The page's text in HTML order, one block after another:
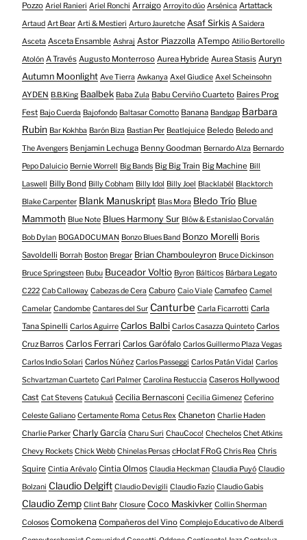
Pozzo Ariel Ranieri Ariel Ronchi Arraigo Arroyito dúo Arsénica Artattack
Artaud Art Bear Arti & Mestieri Arturo Jauretche Asaf Sirkis A Saidera
Asceta Asceta Ensamble Ashraj Astor Piazzolla ATempo Atilio Bertorello
Atolón A Través Augusto Monterroso Aurea Hybride Aurea Stasis Auryn
Autumn Moonlight Ave Tierra Awkanya Axel Giudice Axel Scheinsohn
AYDEN B.B.King Baalbek Baba Zula Babu Cerviño Cuarteto Baires Prog
Fest Bajo Cuerda Bajofondo Baltasar Comotto Banana Bandgap Barbara
Rubin Bar Kokhba Barón Biza Bastian Per Beatlejuice Beledo Beledo and
The Avengers Benjamin Lechuga Benny Goodman Bernardo Alza Bernardo
Pepo Daluicio Bernie Worrell Big Bands Big Big Train Big Machine Bill
Laswell
Billy Bond Billy Cobham Billy Idol Billy Joel Blacklabél Blacktorch
Blake Carpenter Blank Manuskript Blas Mora Bledo Trío Blue
Mammoth Blue Note Blues Harmony Sur Blöw & Estanislao Corvalán
Bob Dylan BOGADOCUMAN Bonzo Blues Band Bonzo Morelli Boris
Savoldelli Borrah Boston Bregar Brian Chambouleyron Bruce Dickinson
Bruce Springsteen Bubu Buceador Voltio Byron Bálticos Bárbara Legato
C222 Cab Calloway Cabezas de Cera Caburo Caio Viale Camafeo Camel
Camelar Candombe Cantares del Sur Canturbe Carla Ficarrotti Carla
Tana Spinelli Carlos Aguirre Carlos Balbi Carlos Casazza Quinteto Carlos
Cruz Barros Carlos Ferrari Carlos Garófalo Carlos Guillermo Plaza Vegas
Carlos Indio Solari Carlos Núñez Carlos Passeggi Carlos Patán Vidal Carlos
Schvartzman Cuarteto Carl Palmer Carolina Restuccia Caseros Hollywood
Cast Cat Stevens Catukuá Cecilia Bernasconi Cecilia Gimenez Ceferino
Celeste Galiano Certamente Roma Cetus Rex Chaneton Charlie Haden
Charlie Parker Charly García Charu Suri ChauCoco! Chechelos Chet Atkins
Chevy Rockets Chick Webb Chinelas Persas cHoclat FRoG Chris Rea Chris
Squire Cintia Arévalo Cintia Olmos Claudia Heckman Claudia Puyó Claudio
Bolzani Claudio Delgift Claudio Devigili Claudio Fazio Claudio Gabis
Claudio Zemp Clint Bahr Closure Coco Maskivker Collin Sherman
Colosos Comokena Compañeros del Vino Complejo Educativo de Alberdi